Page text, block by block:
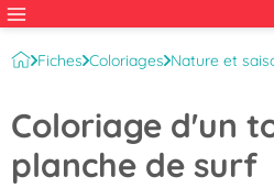
Fiches Coloriages Nature et
Coloriage d'un
planche de surf